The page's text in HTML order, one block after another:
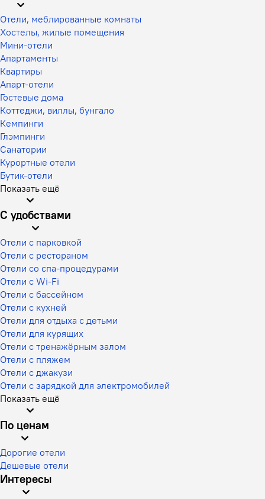
Отели, меблированные комнаты
Хостелы, жилые помещения
Мини-отели
Апартаменты
Квартиры
Апарт-отели
Гостевые дома
Коттеджи, виллы, бунгало
Кемпинги
Глэмпинги
Санатории
Курортные отели
Бутик-отели
Показать ещё
С удобствами
Отели с парковкой
Отели с рестораном
Отели со спа-процедурами
Отели с Wi-Fi
Отели с бассейном
Отели с кухней
Отели для отдыха с детьми
Отели для курящих
Отели с тренажёрным залом
Отели с пляжем
Отели с джакузи
Отели с зарядкой для электромобилей
Показать ещё
По ценам
Дорогие отели
Дешевые отели
Интересы